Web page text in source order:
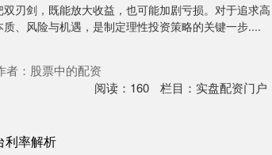
刃剑，既能放大收益，也可能加剧亏损。对于追求高
、风险与机遇，是制定理性投资策略的关键一步....
者：股票中的配资
阅读： 160 栏目： 实盘配资门户
利率解析